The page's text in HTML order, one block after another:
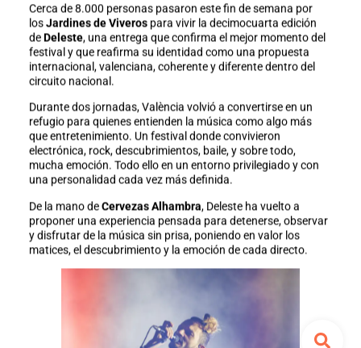
Cerca de 8.000 personas pasaron este fin de semana por
losJardines de Viverospara vivir la decimocuarta edición
deDeleste, una entrega que confirma el mejor momento del
festival y que reafirma su identidad como una propuesta
internacional, valenciana, coherente y diferente dentro del
circuito nacional.
Durante dos jornadas, València volvió a convertirse en un
refugio para quienes entienden la música como algo más
que entretenimiento. Un festival donde convivieron
electrónica, rock, descubrimientos, baile, y sobre todo,
mucha emoción. Todo ello en un entorno privilegiado y con
una personalidad cada vez más definida.
De la mano deCervezas Alhambra, Deleste ha vuelto a
proponer una experiencia pensada para detenerse, observar
y disfrutar de la música sin prisa, poniendo en valor los
matices, el descubrimiento y la emoción de cada directo.